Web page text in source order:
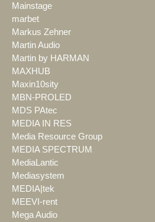
Mainstage
marbet
Markus Zehner
Martin Audio
Martin by HARMAN
MAXHUB
Maxin10sity
MBN-PROLED
MDS PAtec
MEDIA IN RES
Media Resource Group
MEDIA SPECTRUM
MediaLantic
Mediasystem
MEDIA|tek
MEEVI-rent
Mega Audio